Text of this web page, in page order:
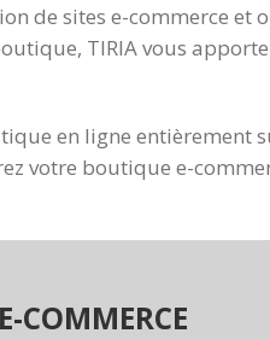
de sites e-commerce
TIRIA vous
en ligne entièrement
votre boutique e-
COMMERCE